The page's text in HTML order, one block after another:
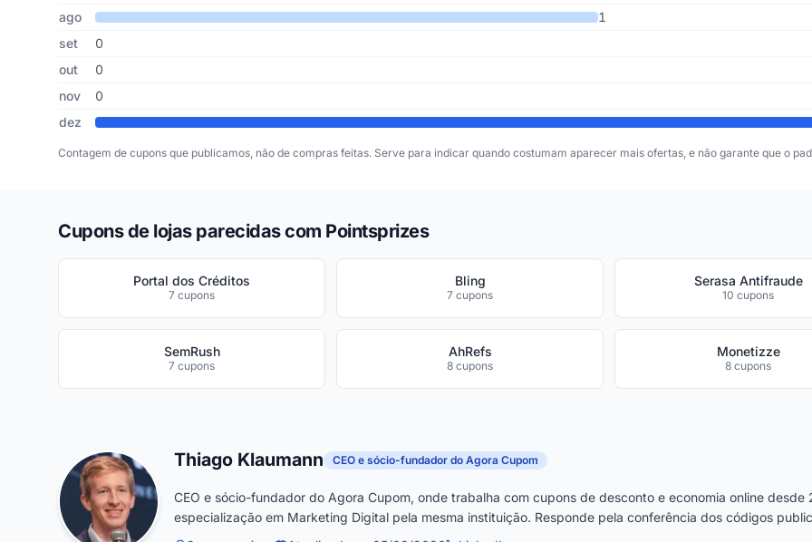
ago
1
set
0
out
0
nov
0
dez
Contagem de cupons que publicamos, não de compras feitas. Serve para indicar quando costumam aparecer mais ofertas, e não garante que o
Cupons de lojas parecidas com Pointsprizes
Portal dos Créditos
7 cupons
Bling
7 cupons
Serasa Antifraude
10 cupons
SemRush
7 cupons
AhRefs
8 cupons
Monetizze
8 cupons
Thiago Klaumann CEO e sócio-fundador do Agora Cupom
CEO e sócio-fundador do Agora Cupom, onde trabalha com cupons de desconto e economia online desde
especialização em Marketing Digital pela mesma instituição. Responde pela conferência dos códigos